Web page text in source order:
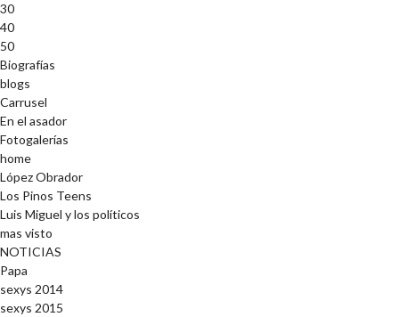
30
40
50
Biografías
blogs
Carrusel
En el asador
Fotogalerías
home
López Obrador
Los Pinos Teens
Luis Miguel y los políticos
mas visto
NOTICIAS
Papa
sexys 2014
sexys 2015